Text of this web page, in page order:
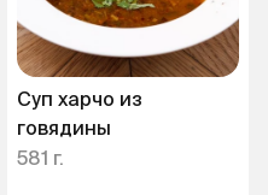
Суп харчо из
говядины
581 г.